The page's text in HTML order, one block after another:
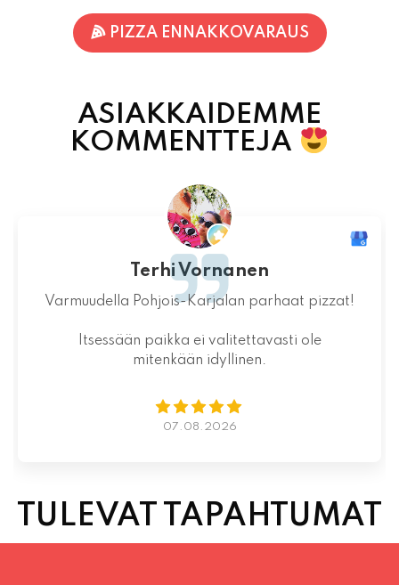
ASIAKKAIDEMME
Jaakko Kontturi
Maukas ruoka laadukkaista raaka-
aineista.Jälkiruoka kruunasi maukkaan pizzan.